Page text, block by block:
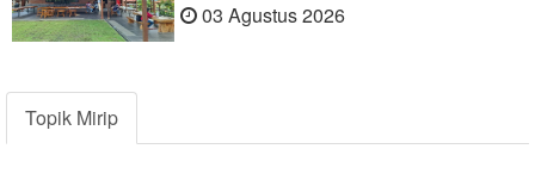
03 Agustus 2026
Topik Mirip